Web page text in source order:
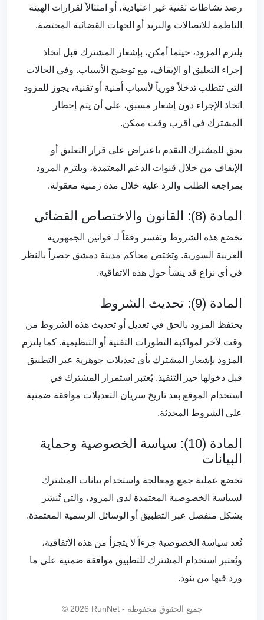
رصد نشاطات تقنية غير اعتيادية، أو امتثالاً لقرارات الهيئة
الناظمة للاتصالات والبريد أو الجهات القضائية المختصة.
يلتزم المزود، حيثما أمكن، بإشعار المشترك قبل اتخاذ
إجراء التعليق أو الإيقاف، مع توضيح الأسباب. وفي الحالات
التي تتطلب تدخلاً فورياً لأسباب أمنية أو تقنية، يجوز للمزود
اتخاذ الإجراء دون إشعار مسبق، على أن يتم إخطار
المشترك في أقرب وقت ممكن.
يحق للمشترك التقدم باعتراض على قرار التعليق أو
الإيقاف من خلال قنوات الدعم المعتمدة، ويلتزم المزود
بمراجعة الطلب والرد عليه خلال مدة زمنية معقولة.
المادة (8): القانون والاختصاص القضائي
تخضع هذه الشروط وتفسر وفقاً لـ قوانين الجمهورية
العربية السورية. وتختص محاكم مدينة دمشق حصراً بالنظر
في أي نزاع قد ينشأ حول هذه الاتفاقية.
المادة (9): تحديث الشروط
يحتفظ المزود بالحق في تعديل أو تحديث هذه الشروط من
وقت لآخر لمواكبة التطورات التقنية أو التنظيمية. كما يلتزم
المزود بإشعار المشترك بأي تعديلات جوهرية عبر التطبيق
قبل دخولها حيز التنفيذ. يُعتبر استمرار المشترك في
استخدام الموقع بعد تاريخ سريان التعديلات موافقة ضمنية
على الشروط المحدثة.
المادة (10): سياسة الخصوصية وحماية
البيانات
تخضع عملية جمع ومعالجة واستخدام بيانات المشترك
لسياسة الخصوصية المعتمدة لدى المزود، والتي تُنشر
بشكل منفصل عبر التطبيق أو الوسائل الرسمية المعتمدة.
تُعد سياسة الخصوصية جزءاً لا يتجزأ من هذه الاتفاقية،
ويُعتبر استخدام المشترك للتطبيق موافقة ضمنية على ما
ورد فيها من بنود.
© 2026 RunNet - جميع الحقوق محفوظة